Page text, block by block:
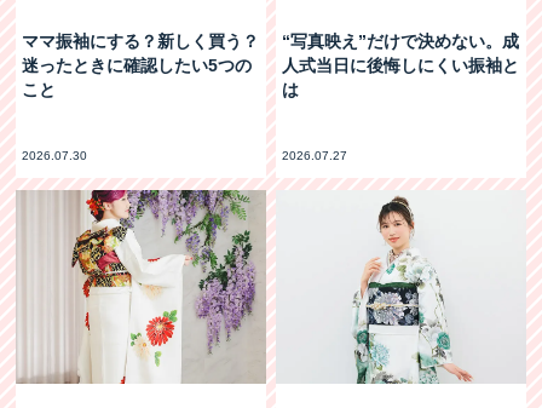
ママ振袖にする？新しく買う？
迷ったときに確認したい5つの
こと
2026.07.30
“写真映え”だけで決めない。成
人式当日に後悔しにくい振袖と
は
2026.07.27